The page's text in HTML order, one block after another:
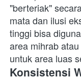
"berteriak"
mata dan ilusi
tinggi bisa
area mihrab
untuk area luas
Konsistensi